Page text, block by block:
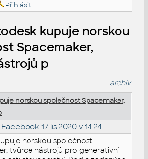
Přihlásit
kupuje norskou
Spacemaker,
p
archiv
norskou společnost Spacemaker,
Facebook 17.lis.2020 v 14:24
norskou společnost
tvůrce nástrojů pro generativní